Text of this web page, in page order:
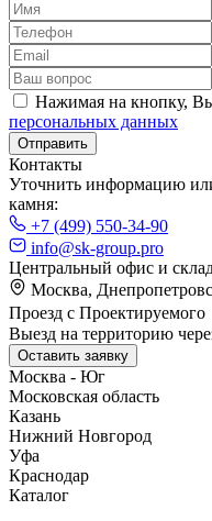
Нажимая на кнопку, Вы
персональных данных
Отправить
Контакты
Уточнить информацию или
камня:
+7 (499) 550-34-90
info@sk-group.pro
Центральный офис и
Москва,
Проезд с
Выезд на территорию
Оставить заявку
Москва - Юг
Московская область
Казань
Нижний Новгород
Уфа
Краснодар
Каталог